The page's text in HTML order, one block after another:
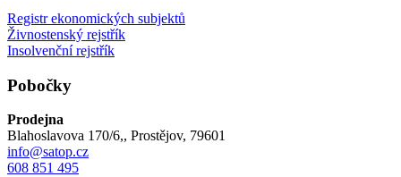
Registr ekonomických subjektů
Živnostenský rejstřík
Insolvenční rejstřík
Pobočky
Prodejna
Blahoslavova 170/6,, Prostějov, 79601
info@satop.cz
608 851 495